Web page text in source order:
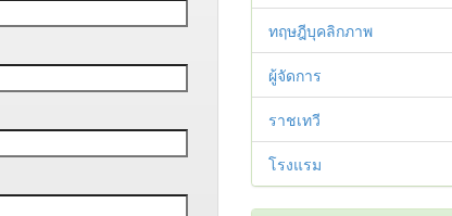
ทฤษฎีบุคลิกภาพ
ผู้จัดการ
ราชเทวี
โรงแรม